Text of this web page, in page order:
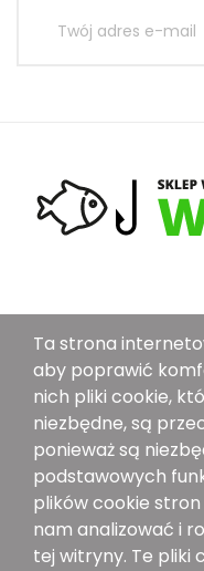
Ogólne
Ta strona
aby poprawić
nich pliki cookie,
niezbędne, są
ponieważ są
podstawowych
plików cookie
nam analizować i
tej witryny. Te pliki